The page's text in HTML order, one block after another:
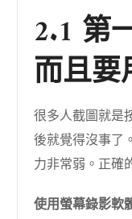
2.1 第
而且
很多人截圖就是
後就覺得沒事了
力非常弱。正確
使用螢幕錄影軟